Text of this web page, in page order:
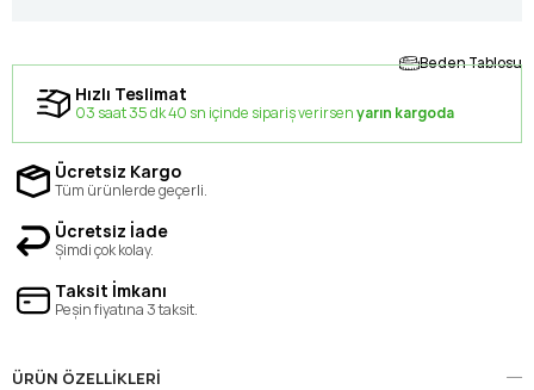
Beden Tablosu
Hızlı Teslimat
03 saat 35 dk 40 sn içinde sipariş verirsenyarın kargoda
Ücretsiz Kargo
Tüm ürünlerde geçerli.
Ücretsiz İade
Şimdi çok kolay.
Taksit İmkanı
Peşin fiyatına 3 taksit.
ÜRÜN ÖZELLIKLERI